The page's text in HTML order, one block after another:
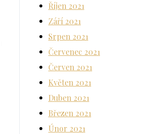
Říjen 2021
Září 2021
Srpen 2021
Červenec 2021
Červen 2021
Květen 2021
Duben 2021
Březen 2021
Únor 2021